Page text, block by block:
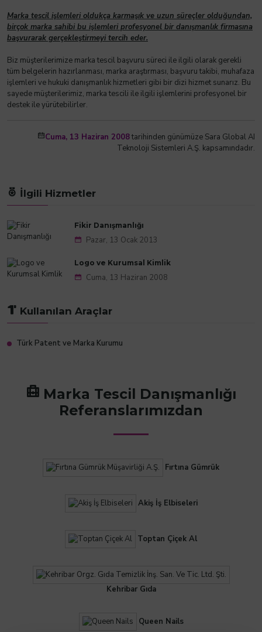
Marka tescil işlemleri oldukça karmaşık ve uzun süreçler olduğundan,
birçok marka sahibi bu işlemleri profesyonel bir danışmanlık firmasına
başvurarak gerçekleştirmeyi tercih eder.
Biz müşterilerimize marka tescil başvuru süreci ile ilgili olarak gerekli
tüm belgelerin hazırlanması, marka araştırması, başvuru takibi, muhafaza
işlemleri ve hukuki danışmanlık hizmetleri gibi bir dizi hizmet sunarız. Bu
sayede müşterilerimiz, marka tescili ile ilgili işlemlerini profesyonel bir
destek ile yürütebilirler.
Cuma, 13 Haziran 2008tarihinden günümüze Sara Global AI
Teknoloji Sistemleri A.Ş. kapsamındadır.
İlgili Hizmetler
Fikir Danışmanlığı
Pazar, 13 Ocak 2013
Logo ve Kurumsal Kimlik
Cuma, 13 Haziran 2008
Kullanılan Araçlar
Türk Patent ve Marka Kurumu
Marka Tescil Danışmanlığı
Referanslarımızdan
Fırtına Gümrük
Akiş İş Elbiseleri
Toptan Çiçek Al
Kehribar Gıda
Queen Nails